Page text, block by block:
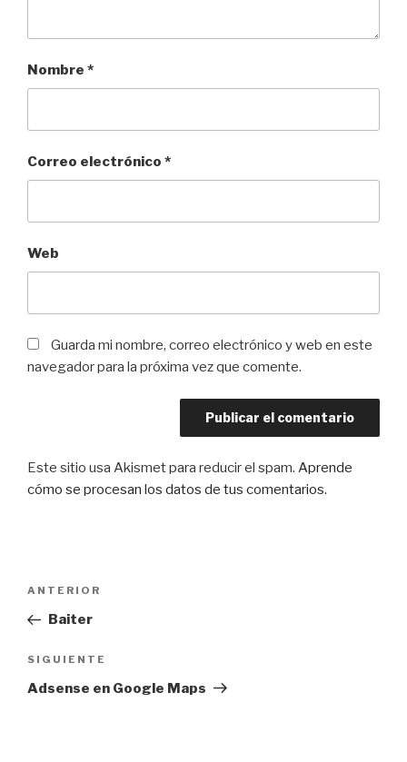
Nombre *
Correo electrónico *
Web
Guarda mi nombre, correo electrónico y web en este
navegador para la próxima vez que comente.
Este sitio usa Akismet para reducir el spam. Aprende
cómo se procesan los datos de tus comentarios.
entradas
Entrada
anterior:
ANTERIOR
Baiter
Siguiente
entrada
SIGUIENTE
Adsense en Google Maps